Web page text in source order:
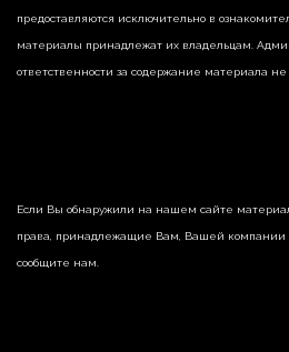
предоставляются исключительно в
материалы принадлежат их владельцам.
ответственности за содержание материала не
Если Вы обнаружили на нашем сайте
права, принадлежащие Вам, Вашей компании
сообщите нам.